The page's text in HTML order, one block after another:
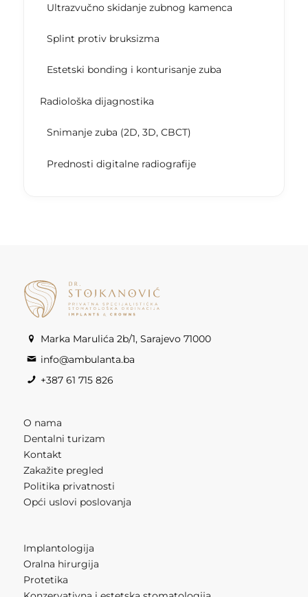
Ultrazvučno skidanje zubnog kamenca
Splint protiv bruksizma
Estetski bonding i konturisanje zuba
Radiološka dijagnostika
Snimanje zuba (2D, 3D, CBCT)
Prednosti digitalne radiografije
Marka Marulića 2b/1, Sarajevo 71000
info@ambulanta.ba
+387 61 715 826
O nama
Dentalni turizam
Kontakt
Zakažite pregled
Politika privatnosti
Opći uslovi poslovanja
Implantologija
Oralna hirurgija
Protetika